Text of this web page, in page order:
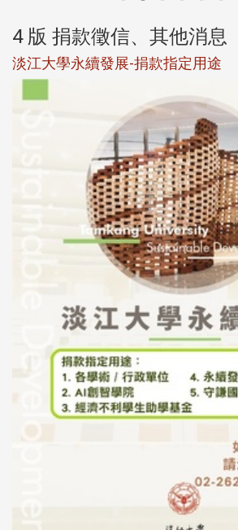
4 版 捐款徵信、其他消息
淡江大學永續發展-捐款指定用途